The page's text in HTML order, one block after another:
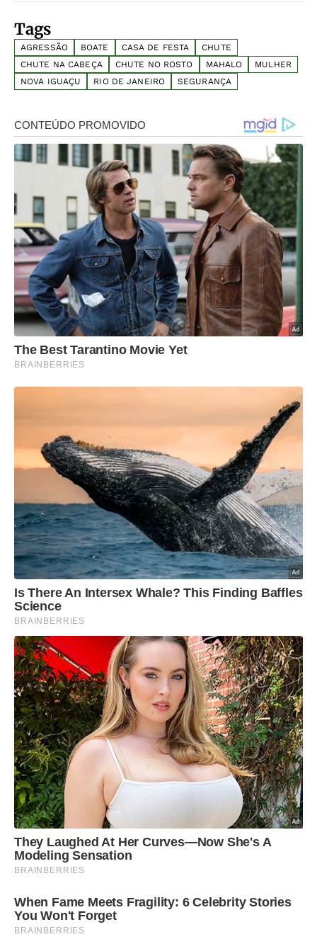
Tags
AGRESSÃO BOATE CASA DE FESTA
CHUTE
CHUTE NA CABEÇA
CHUTE NO ROSTO MAHALO
MULHER
NOVA IGUAÇU
RIO DE JANEIRO SEGURANÇA